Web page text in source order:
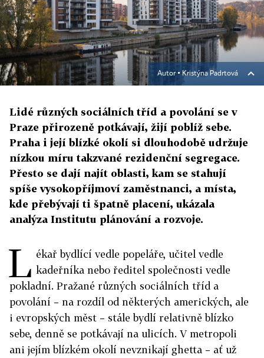
Autor ▪Kristýna Padrtová
Lidé různých sociálních tříd a povolání se v
Praze přirozeně potkávají, žijí poblíž sebe.
Praha i její blízké okolí si dlouhodobě udržuje
nízkou míru takzvané rezidenční segregace.
Přesto se dají najít oblasti, kam se stahují
spíše vysokopříjmoví zaměstnanci, a místa,
kde přebývají ti špatně placení, ukázala
analýza Institutu plánování a rozvoje.
L ékař bydlící vedle popeláře, učitel vedle
kadeřníka nebo ředitel společnosti vedle
pokladní. Pražané různých sociálních tříd a
povolání – na rozdíl od některých amerických, ale
i evropských měst – stále bydlí relativně blízko
sebe, denně se potkávají na ulicích. V metropoli
ani jejím blízkém okolí nevznikají ghetta – ať už